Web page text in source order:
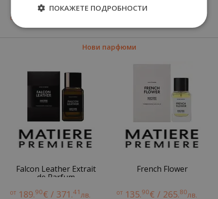
от
Нови парфюми
Falcon Leather Extrait
de Parfum
от 189.90€ / 371.41лв.
French Flower
от 135.90€ / 265.80лв.
ПОКАЖЕТЕ ПОДРОБНОСТИ